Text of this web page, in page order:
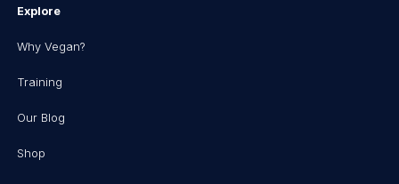
Explore
Why Vegan?
Training
Our Blog
Shop